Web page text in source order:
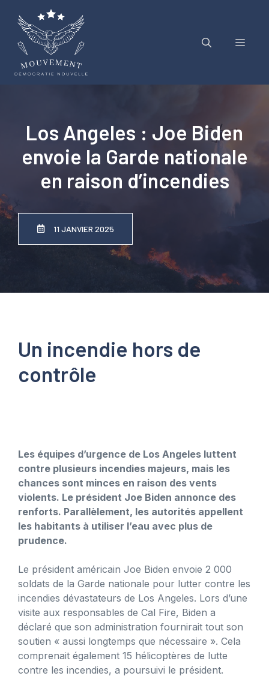
contenu
Menu
Los Angeles : Joe Biden
envoie la Garde nationale
en raison d’incendies
11 JANVIER 2025
Un incendie hors de
contrôle
Les équipes d’urgence de Los Angeles luttent
contre plusieurs incendies majeurs, mais les
chances sont minces en raison des vents
violents. Le président Joe Biden annonce des
renforts. Parallèlement, les autorités appellent
les habitants à utiliser l’eau avec plus de
prudence.
Le président américain Joe Biden envoie 2 000
soldats de la Garde nationale pour lutter contre les
incendies dévastateurs de Los Angeles. Lors d’une
visite aux responsables de Cal Fire, Biden a
déclaré que son administration fournirait tout son
soutien « aussi longtemps que nécessaire ». Cela
comprenait également 15 hélicoptères de lutte
contre les incendies, a poursuivi le président.